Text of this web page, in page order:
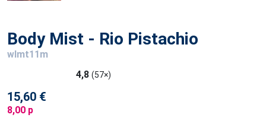
Body Mist - Rio Pistachio
wlmt11m
4,8 (57×)
15,60 €
8,00 p